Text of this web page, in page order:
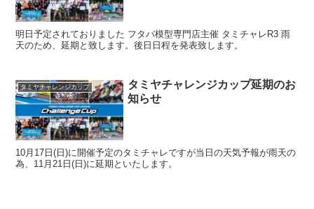
明日予定されておりました フタバ模型専門店主催 タミチャレR3 雨
天のため、延期と致します。後日日程を発表致します。
タミヤチャレンジカップ
タミヤチャレンジカップ延期のお
知らせ
10月17日(日)に開催予定のタミチャレですが当日の天気予報が雨天の
為、11月21日(日)に延期といたします。